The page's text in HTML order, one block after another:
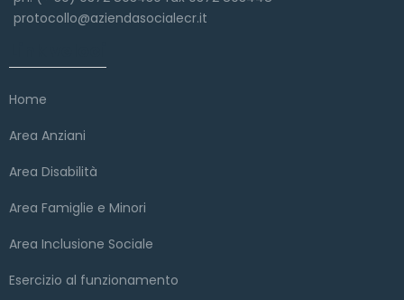
protocollo@aziendasocialecr.it
Home
Area Anziani
Area Disabilità
Area Famiglie e Minori
Area Inclusione Sociale
Esercizio al funzionamento